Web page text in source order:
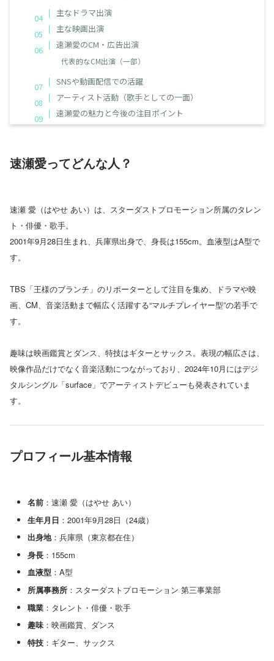
主なドラマ出演
主な映画出演
速瀬愛のCM・広告出演
代表的なCM出演（一部）
SNSや動画配信での活躍
アーティスト活動（歌手としての一面）
速瀬愛の魅力と今後の注目ポイント
速瀬愛ってどんな人？
速瀬 愛（はやせ あい）は、スターダストプロモーション所属のタレン
ト・俳優・歌手。
2001年9月28日生まれ、兵庫県出身で、身長は155cm。血液型はA型で
す。
TBS「王様のブランチ」のリポーターとして注目を集め、ドラマや映
画、CM、音楽活動まで幅広く活躍する“マルチプレイヤー型”の若手で
す。
趣味は映画鑑賞とダンス、特技はギターとサックス。表現の幅広さは、
映像作品だけでなく音楽活動につながっており、2024年10月にはデジ
タルシングル「surface」でアーティストデビューも発表されていま
す。
プロフィール基本情報
名前：速瀬 愛（はやせ あい）
生年月日 ：2001年9月28日（24歳）
出身地：兵庫県（東京都在住）
身長：155cm
血液型 ：A型
所属事務所：スターダストプロモーション 第三事業部
職業：タレント・俳優・歌手
趣味：映画鑑賞、ダンス
特技：ギター、サックス